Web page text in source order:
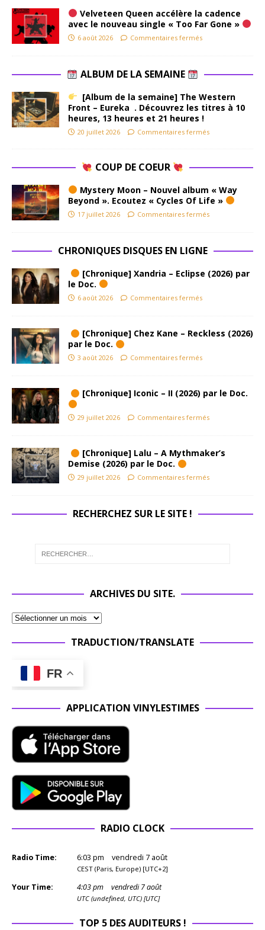
Velveteen Queen accélère la cadence
avec le nouveau single « Too Far Gone »
6 août 2026 Commentaires fermés
ALBUM DE LA SEMAINE
[Album de la semaine] The Western
Front – Eureka . Découvrez les titres à 10
heures, 13 heures et 21 heures !
20 juillet 2026 Commentaires fermés
COUP DE COEUR
Mystery Moon – Nouvel album « Way
Beyond ». Ecoutez « Cycles Of Life »
17 juillet 2026 Commentaires fermés
CHRONIQUES DISQUES EN LIGNE
[Chronique] Xandria – Eclipse (2026) par
le Doc.
6 août 2026 Commentaires fermés
[Chronique] Chez Kane – Reckless (2026)
par le Doc.
3 août 2026 Commentaires fermés
[Chronique] Iconic – II (2026) par le Doc.
29 juillet 2026 Commentaires fermés
[Chronique] Lalu – A Mythmaker’s
Demise (2026) par le Doc.
29 juillet 2026 Commentaires fermés
RECHERCHEZ SUR LE SITE !
ARCHIVES DU SITE.
TRADUCTION/TRANSLATE
FR
APPLICATION VINYLESTIMES
RADIO CLOCK
Radio Time: 6:03 pm vendredi 7 août
CEST (Paris, Europe) [UTC+2]
Your Time: 4:03pm vendredi 7 août
UTC (undefined, UTC) [UTC]
TOP 5 DES AUDITEURS !